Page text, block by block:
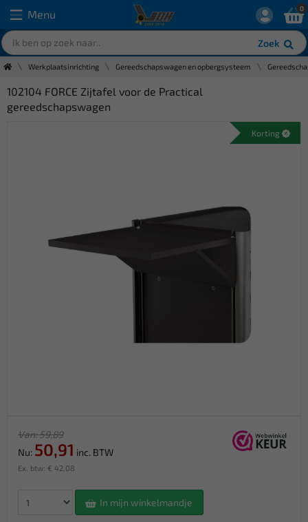
Menu
Zoek
0
Werkplaatsinrichting Gereedschapswagen en opbergsysteem
102104 FORCE Zijtafel voor de Practical
gereedschapswagen
Korting
Van: 59,89
Nu: 50,91 inc. BTW
Ex. btw: € 42,08
In mijn winkelmandje